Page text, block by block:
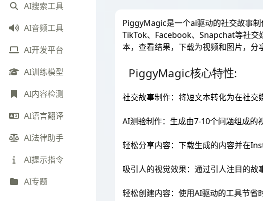
AI搜索工具
AI音频工具
AI开发平台
AI训练模型
AI内容检测
AI语言翻译
AI法律助手
AI提示指令
AI专题
PiggyMagic是一个ai驱动的社交故事
TikTok、Facebook、Snapchat等社交
本，查看结果，下载为视频和图片，
PiggyMagic核心特性:
社交故事制作：将短文本转化为在社交
AI测验制作：生成由7-10个问题组成的
轻松分享内容：下载生成的内容并在
吸引人的视觉效果：通过引人注目的故
轻松创建内容：使用AI驱动的工具节省